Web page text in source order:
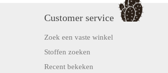
Customer service
Zoek een vaste winkel
Stoffen zoeken
Recent bekeken